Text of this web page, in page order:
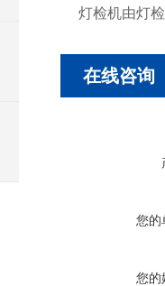
灯检机由灯
在线咨询
您的
您的